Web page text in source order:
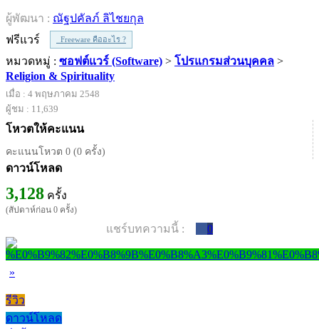
ผู้พัฒนา : ณัฐปคัลภ์ ลิไชยกุล
ฟรีแวร์
Freeware คืออะไร ?
หมวดหมู่ : ซอฟต์แวร์ (Software) > โปรแกรมส่วนบุคคล >
Religion & Spirituality
เมื่อ : 4 พฤษภาคม 2548
ผู้ชม : 11,639
โหวตให้คะแนน
คะแนนโหวต 0 (0 ครั้ง)
ดาวน์โหลด
3,128 ครั้ง
(สัปดาห์ก่อน 0 ครั้ง)
แชร์บทความนี้ : 0
»
รีวิว
ดาวน์โหลด